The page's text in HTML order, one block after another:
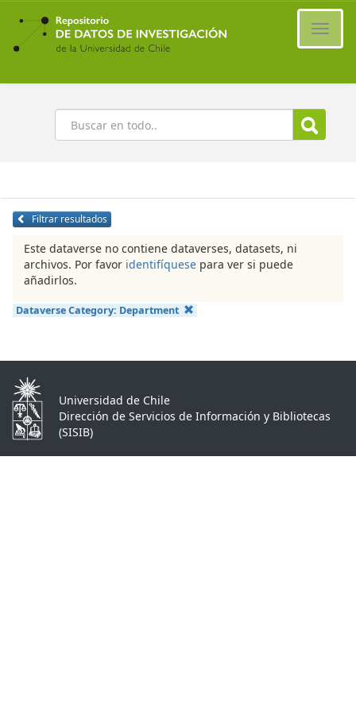
Ir
contenido
principal
Buscar
Filtrar resultados
Este dataverse no contiene dataverses, datasets, ni
archivos. Por favor identifíquese para ver si puede
añadirlos.
Dataverse Category: Department
Universidad de Chile
Dirección de Servicios de Información y Bibliotecas
(SISIB)